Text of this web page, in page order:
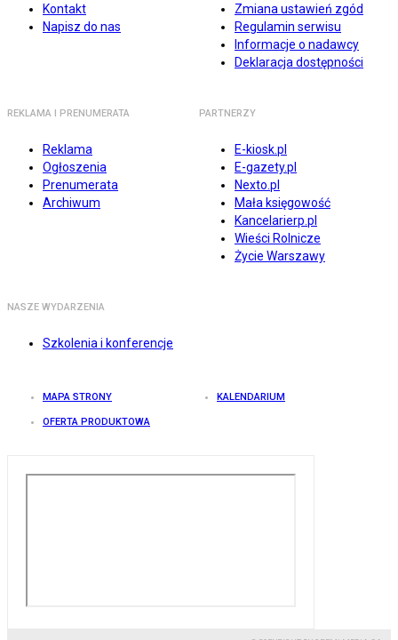
Kontakt
Napisz do nas
Zmiana ustawień zgód
Regulamin serwisu
Informacje o nadawcy
Deklaracja dostępności
REKLAMA I PRENUMERATA
Reklama
Ogłoszenia
Prenumerata
Archiwum
PARTNERZY
E-kiosk.pl
E-gazety.pl
Nexto.pl
Mała księgowość
Kancelarierp.pl
Wieści Rolnicze
Życie Warszawy
NASZE WYDARZENIA
Szkolenia i konferencje
MAPA STRONY KALENDARIUM
OFERTA PRODUKTOWA